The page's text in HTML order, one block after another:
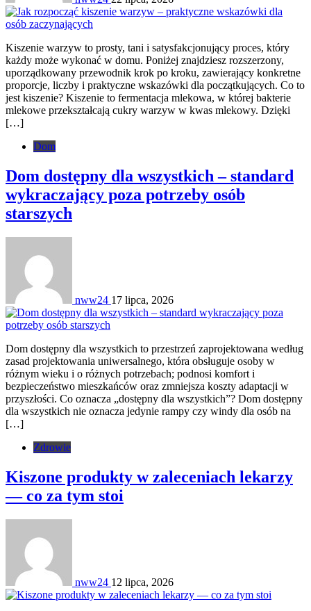
Kiszenie warzyw to prosty, tani i satysfakcjonujący proces, który
każdy może wykonać w domu. Poniżej znajdziesz rozszerzony,
uporządkowany przewodnik krok po kroku, zawierający konkretne
proporcje, liczby i praktyczne wskazówki dla początkujących. Co to
jest kiszenie? Kiszenie to fermentacja mlekowa, w której bakterie
mlekowe przekształcają cukry warzyw w kwas mlekowy. Dzięki
[…]
Dom
Dom dostępny dla wszystkich – standard
wykraczający poza potrzeby osób
starszych
nww24 17 lipca, 2026
Dom dostępny dla wszystkich to przestrzeń zaprojektowana według
zasad projektowania uniwersalnego, która obsługuje osoby w
różnym wieku i o różnych potrzebach; podnosi komfort i
bezpieczeństwo mieszkańców oraz zmniejsza koszty adaptacji w
przyszłości. Co oznacza „dostępny dla wszystkich”? Dom dostępny
dla wszystkich nie oznacza jedynie rampy czy windy dla osób na
[…]
Zdrowie
Kiszone produkty w zaleceniach lekarzy
— co za tym stoi
nww24 12 lipca, 2026